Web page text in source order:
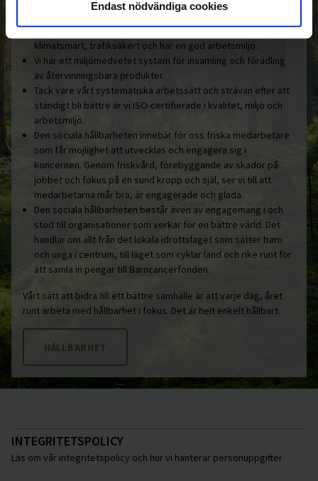
Endast nödvändiga cookies
Ohlssons är hållbarhetscertifierade enligt Fair Transport i
godstransporter på väg. Certifieringen innebär att vi arbetar
klimatsmart, trafiksäkert och har en god arbetsmiljö.
Vi har ett miljömedvetet system för insamling och förädling
av återvinningsbara produkter.
Tack vare vårt systematiska arbetssätt och strävan efter att
ständigt bli bättre är vi ISO-certifierade i kvalitet, miljö och
arbetsmiljö.
Den sociala hållbarheten innebär för oss friska medarbetare
som får möjlighet att utvecklas och engagera sig i
koncernen. Genom friskvård, förebyggande av skador på
jobbet och fokus på en sund kropp och själ, ser vi till att
medarbetarna mår bra, är engagerade och glada.
Den sociala hållbarheten består även av engagemang i och
stöd till organisationer som verkar för en bättre värld. Det
handlar om allt från det lokala idrottslaget som sätter barn
och unga i centrum, till laget som cyklar land och rike runt för
att samla in pengar till Barncancerfonden.
Vårt sätt att bidra till ett bättre samhälle är att varje dag, året
runt arbeta med hållbarhet i fokus. Det är helt enkelt hållbart.
HÅLLBARHET
INTEGRITETSPOLICY
Läs om vår integritetspolicy och hur vi hanterar personuppgifter